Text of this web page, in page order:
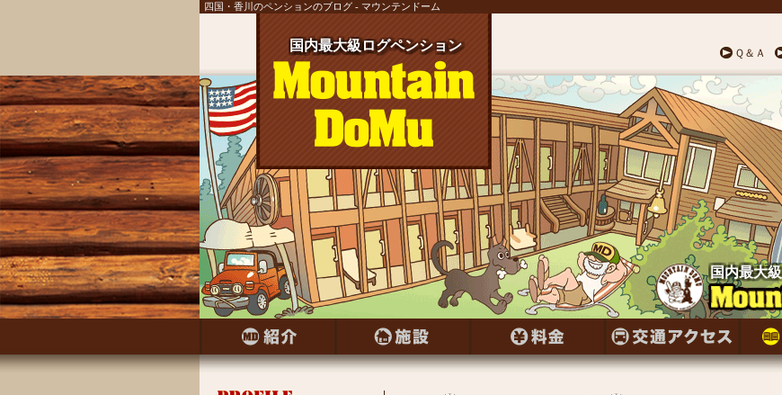
四国・香川のペンションのブログ - マウンテンドーム
Ｑ＆Ａ
国内最大級ログペンション
国内最大級ログペンション
国内最大級ログペンション
国内最大級ログペンション
国内最大級ログペンション
国内最大級ログペンション
国内最大級ログペンション
国内最大級ログペンション
国内最大級ログペンション
国内最大級ログペンション
国内最大級ログペンション
国内最大級ログペンション
国内最大級ログペンション
国内最大級ログペンション
国内最大級ログペンション
国内最大級ログペンション
国内最大級ログペンション
国内最大級ログペンション
国内最大級ログペンション
国内最大級ログペンション
国内最大級ログペンション
国内最大級ログペンション
国内最大級ログペンション
国内最大級ログペンション
国内最大級ログペンション
国内最大
国内最大
国内最大
国内最大
国内最大
国内最大
国内最大
国内最大
国内最大
国内最大
国内最大
国内最大
国内最大
国内最大
国内最大
国内最大
国内最大
国内最大
国内最大
国内最大
国内最大
国内最大
国内最大
国内最大
国内最大